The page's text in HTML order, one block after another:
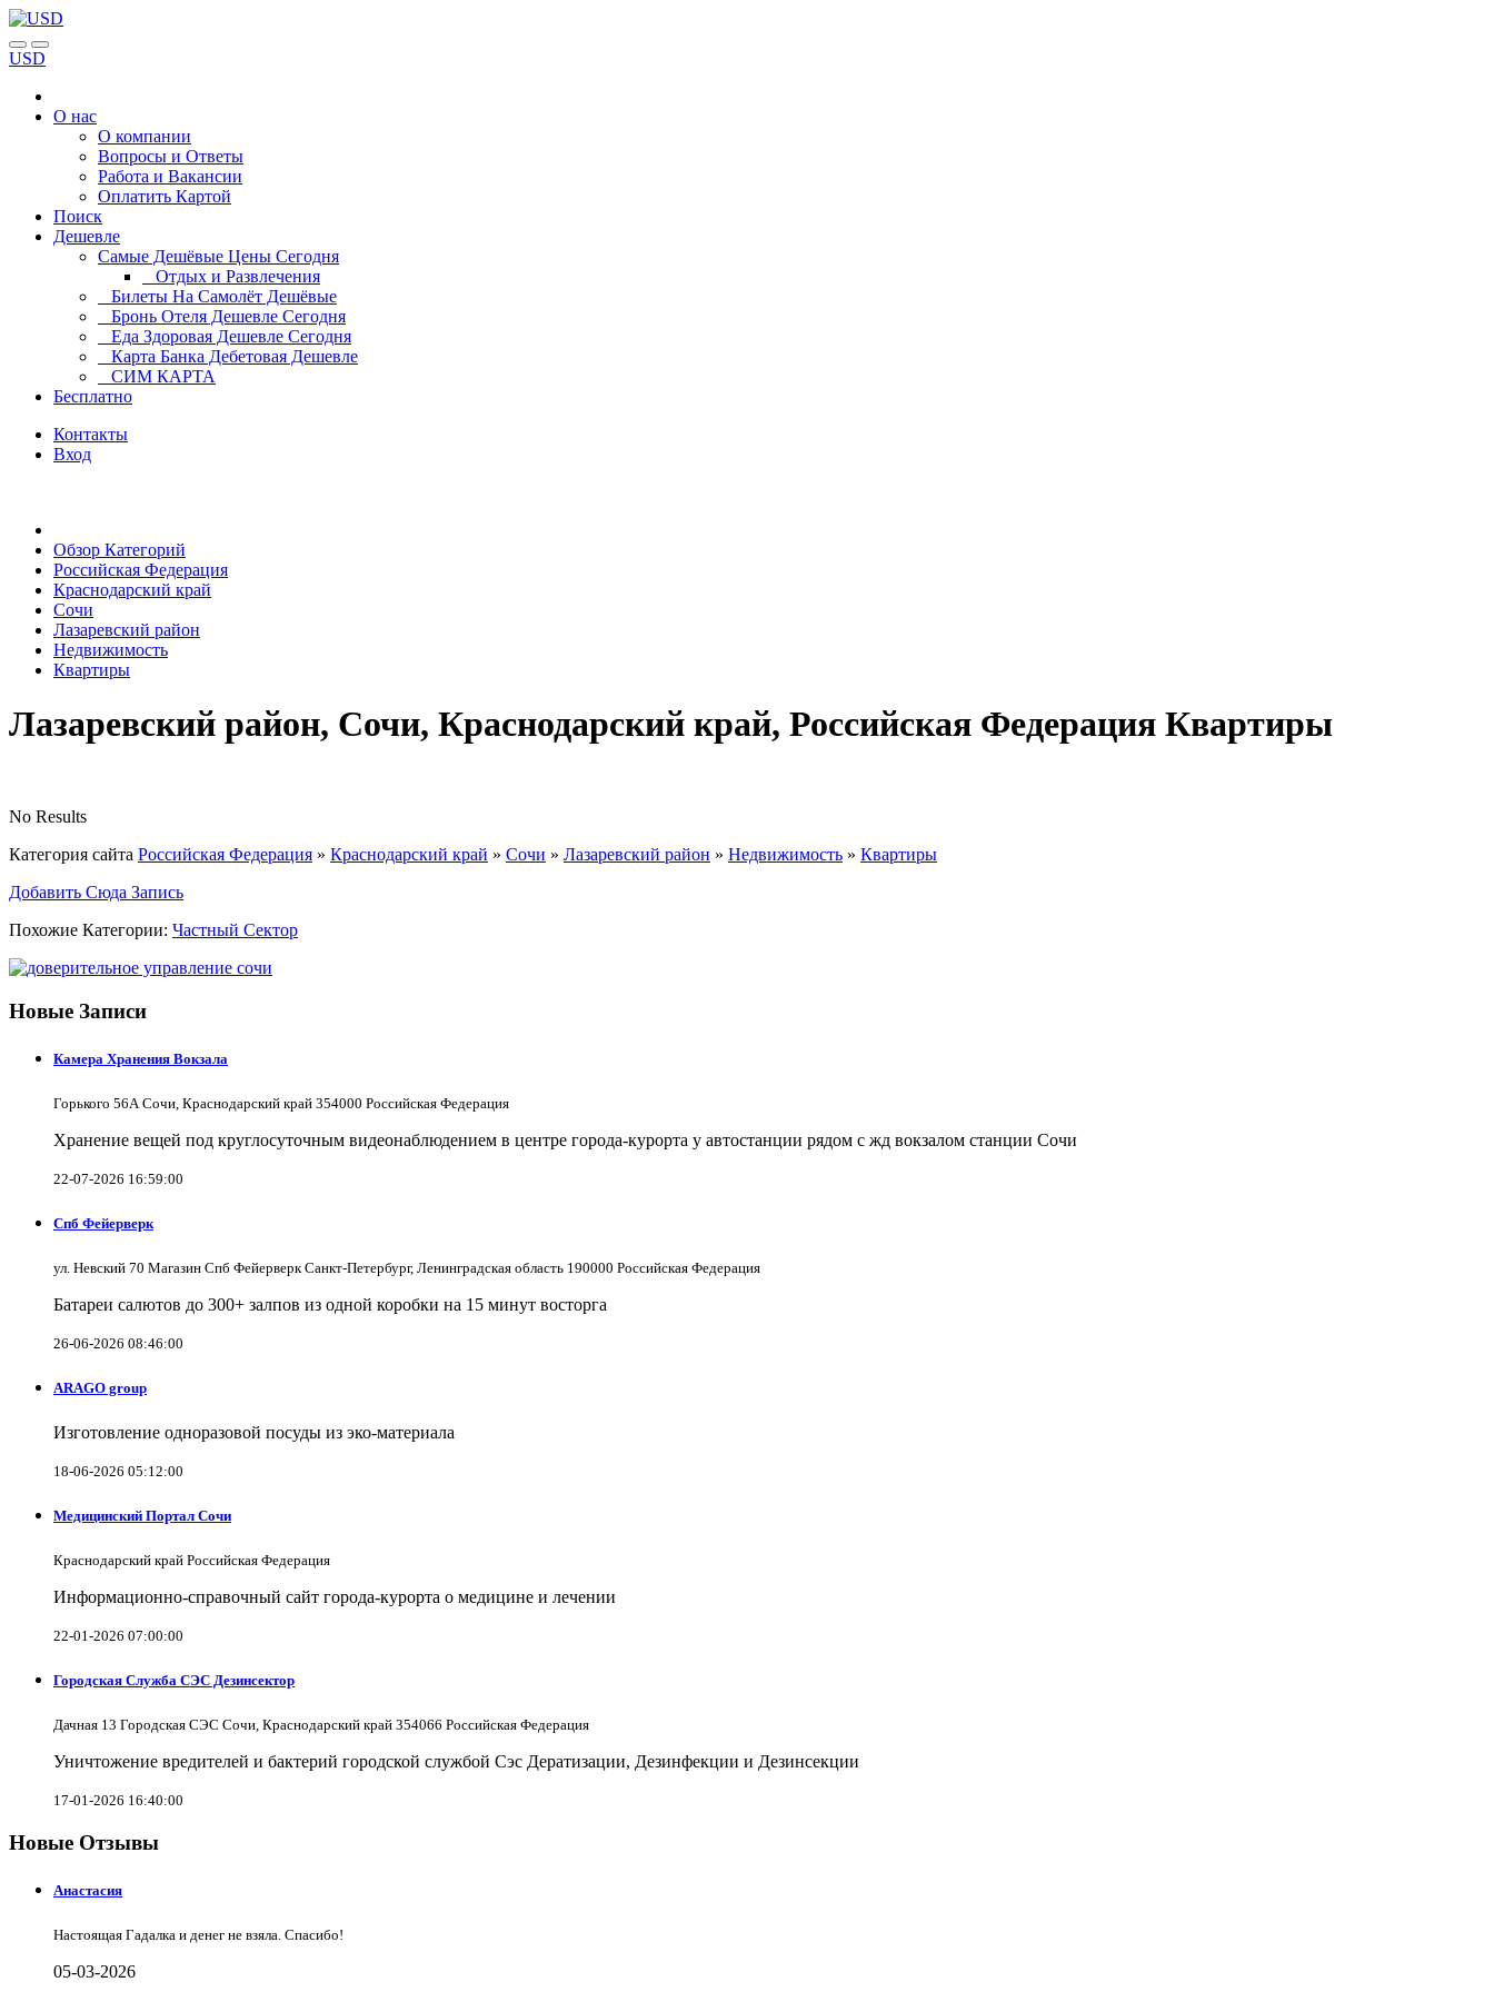
USD
О нас
О компании
Вопросы и Ответы
Работа и Вакансии
Оплатить Картой
Поиск
Дешевле
Самые Дешёвые Цены Сегодня
Отдых и Развлечения
Билеты На Самолёт Дешёвые
Бронь Отеля Дешевле Сегодня
Еда Здоровая Дешевле Сегодня
Карта Банка Дебетовая Дешевле
СИМ КАРТА
Бесплатно
Контакты
Вход
Обзор Категорий
Российская Федерация
Краснодарский край
Сочи
Лазаревский район
Недвижимость
Квартиры
Лазаревский район, Сочи, Краснодарский край, Российская Федерация Квартиры
No Results
Категория сайта Российская Федерация » Краснодарский край » Сочи » Лазаревский район » Недвижимость » Квартиры
Добавить Сюда Запись
Похожие Категории: Частный Сектор
Новые Записи
Камера Хранения Вокзала
Горького 56А Сочи, Краснодарский край 354000 Российская Федерация
Хранение вещей под круглосуточным видеонаблюдением в центре города-курорта у автостанции рядом с жд вокзалом станции Сочи
22-07-2026 16:59:00
Спб Фейерверк
ул. Невский 70 Магазин Спб Фейерверк Санкт-Петербург, Ленинградская область 190000 Российская Федерация
Батареи салютов до 300+ залпов из одной коробки на 15 минут восторга
26-06-2026 08:46:00
ARAGO group
Изготовление одноразовой посуды из эко-материала
18-06-2026 05:12:00
Медицинский Портал Сочи
Краснодарский край Российская Федерация
Информационно-справочный сайт города-курорта о медицине и лечении
22-01-2026 07:00:00
Городская Служба СЭС Дезинсектор
Дачная 13 Городская СЭС Сочи, Краснодарский край 354066 Российская Федерация
Уничтожение вредителей и бактерий городской службой Сэс Дератизации, Дезинфекции и Дезинсекции
17-01-2026 16:40:00
Новые Отзывы
Анастасия
Настоящая Гадалка и денег не взяла. Спасибо!
05-03-2026